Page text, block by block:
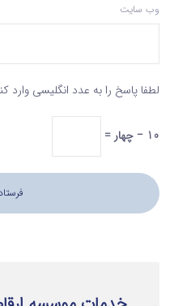
وب‌ سایت
لطفا پاسخ را به عدد انگلیسی وارد
10 − چهار =